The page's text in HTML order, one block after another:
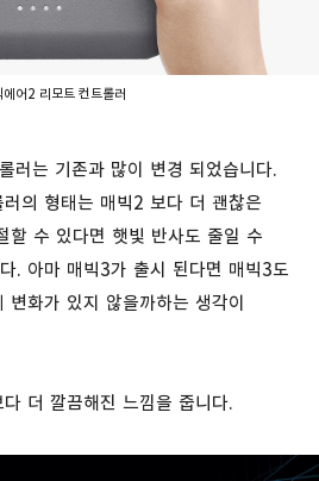
에어2 리모트 컨트롤러
러는 기존과 많이 변경 되었습니다.
의 형태는 매빅2 보다 더 괜찮은
할 수 있다면 햇빛 반사도 줄일 수
. 아마 매빅3가 출시 된다면 매빅3도
변화가 있지 않을까하는 생각이
더 깔끔해진 느낌을 줍니다.